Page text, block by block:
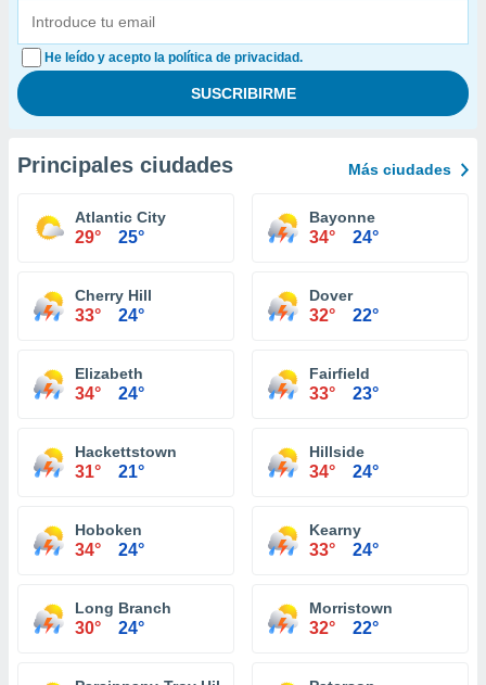
He leído y acepto la política de privacidad.
Principales ciudades Más ciudades
Atlantic City
29° 25°
Bayonne
34° 24°
Cherry Hill
33° 24°
Dover
32° 22°
Elizabeth
34° 24°
Fairfield
33° 23°
Hackettstown
31° 21°
Hillside
34° 24°
Hoboken
34° 24°
Kearny
33° 24°
Long Branch
30° 24°
Morristown
32° 22°